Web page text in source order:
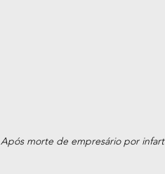
Após morte de empresário por